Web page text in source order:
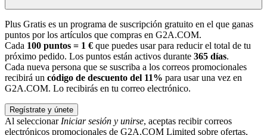
Plus Gratis es un programa de suscripción gratuito en el que ganas
puntos por los artículos que compras en G2A.COM.
Cada 100 puntos = 1 € que puedes usar para reducir el total de tu
próximo pedido. Los puntos están activos durante 365 días.
Cada nueva persona que se suscriba a los correos promocionales
recibirá un código de descuento del 11% para usar una vez en
G2A.COM. Lo recibirás en tu correo electrónico.
Regístrate y únete
Al seleccionarIniciar sesión y unirse, aceptas recibir correos
electrónicos promocionales de G2A.COM Limited sobre ofertas,